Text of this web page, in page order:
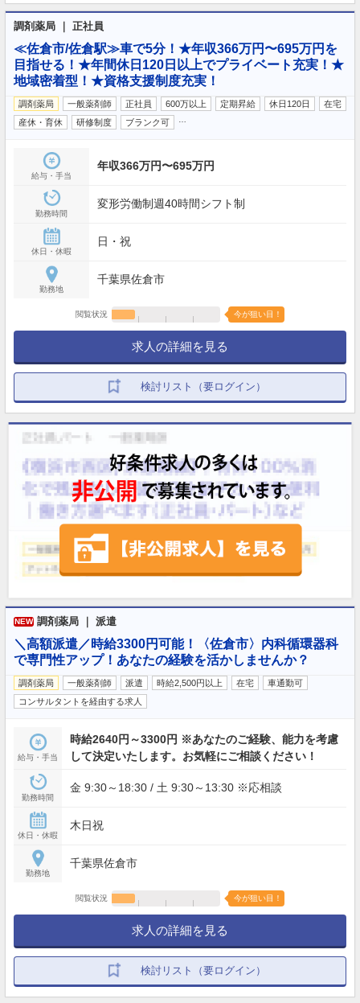
調剤薬局 ｜ 正社員
≪佐倉市/佐倉駅≫車で5分！★年収366万円〜695万円を
目指せる！★年間休日120日以上でプライベート充実！★
地域密着型！★資格支援制度充実！
調剤薬局 一般薬剤師 正社員 600万以上 定期昇給 休日120日
在宅
産休・育休
研修制度 ブランク可
給与・手当
年収366万円〜695万円
勤務時間
変形労働制週40時間シフト制
休日・休暇
日・祝
勤務地
千葉県佐倉市
閲覧状況 今が狙い目！
求人の詳細を見る
検討リスト（要ログイン）
NEW 調剤薬局 ｜ 派遣
＼高額派遣／時給3300円可能！〈佐倉市〉内科循環器科
で専門性アップ！あなたの経験を活かしませんか？
調剤薬局 一般薬剤師 派遣 時給2,500円以上 在宅
車通勤可
コンサルタントを経由する求人
給与・手当
時給2640円～3300円 ※あなたのご経験、能力を考慮
して決定いたします。お気軽にご相談ください！
勤務時間
金 9:30～18:30 / 土 9:30～13:30 ※応相談
休日・休暇
木日祝
勤務地
千葉県佐倉市
閲覧状況 今が狙い目！
求人の詳細を見る
検討リスト（要ログイン）